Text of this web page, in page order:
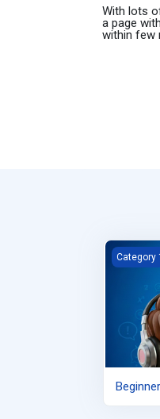
With lots
a page
within few
Beginners
Category